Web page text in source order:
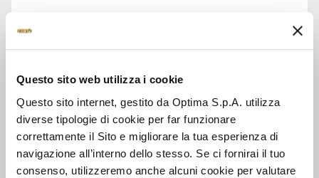
Questo sito web utilizza i cookie
Questo sito internet, gestito da Optima S.p.A. utilizza
diverse tipologie di cookie per far funzionare
correttamente il Sito e migliorare la tua esperienza di
navigazione all’interno dello stesso. Se ci fornirai il tuo
consenso, utilizzeremo anche alcuni cookie per valutare
DATA SHEET
SEE ALSO